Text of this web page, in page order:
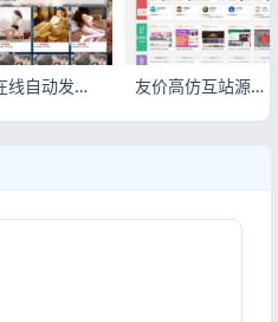
PHP在线自动发卡网源码 全新一键安装版发卡系统 友价高仿互站源码 虚拟交易商城站长服务平台整站源码